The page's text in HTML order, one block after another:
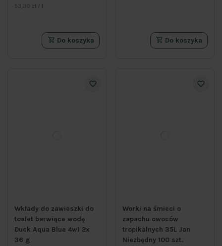
53,30 zł / l
Do koszyka Do koszyka
Wkłady do zawieszki do
toalet barwiące wodę
Duck Aqua Blue 4w1 2x
36 g
Worki na śmieci o
zapachu owoców
tropikalnych 35L Jan
Niezbędny 100 szt.